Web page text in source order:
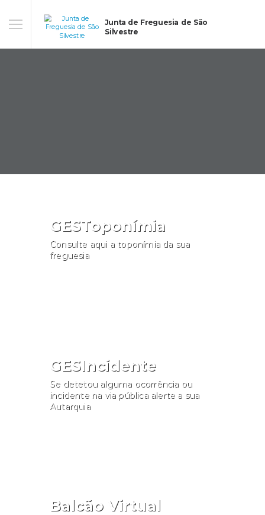
Junta de Freguesia de São
Silvestre
GESToponímia
Consulte aqui a toponímia da sua
freguesia
GESIncidente
Se detetou alguma ocorrência ou
incidente na via pública alerte a sua
Autarquia
Balcão Virtual